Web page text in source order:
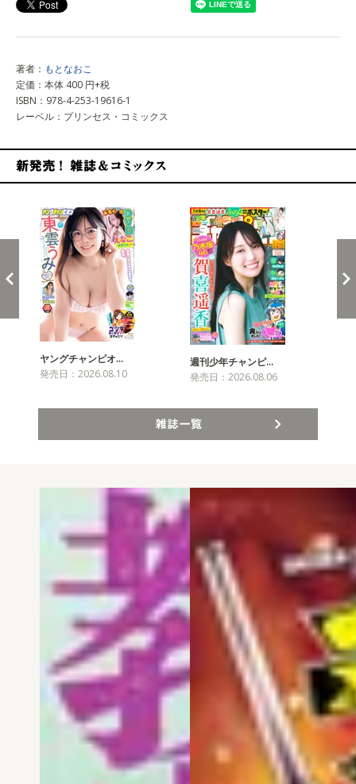
著者： もとなおこ
定価：本体 400 円+税
ISBN：978-4-253-19616-1
レーベル：プリンセス・コミックス
ヤングチャンピオ…
発売日：2026.08.10
週刊少年チャンピ…
発売日：2026.08.06